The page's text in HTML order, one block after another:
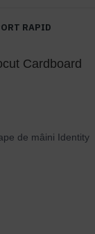
RAPID
Cardboard
de mâini Identity